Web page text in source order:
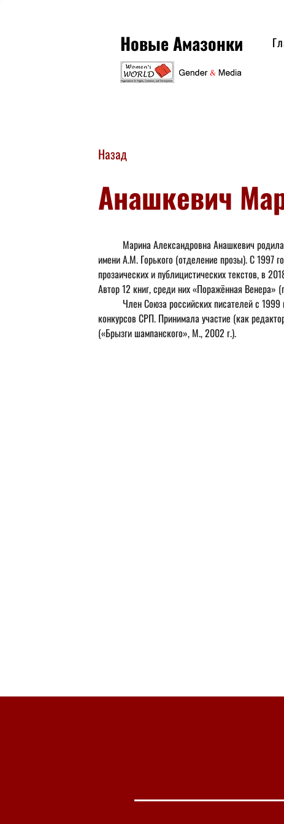
Новые Амазонки
Назад
Анашкевич
имени А.М. Горького (отделение прозы). С 1997
прозаических и публицистических текстов, в
Автор 12 книг, среди них «Поражённая Венера»
	Член Союза российских писателей с 1999 г. До 2019 г. куратор литературных творческих
конкурсов СРП. Принимала участие (как
(«Брызги шампанского», М., 2002 г.).